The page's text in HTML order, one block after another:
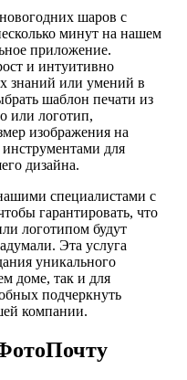
шаров с
минут на нашем
приложение.
и интуитивно
знаний или умений в
шаблон печати из
или логотип,
изображения на
для
дизайна.
специалистами с
гарантировать, что
логотипом будут
Эта услуга
уникального
доме, так и для
подчеркнуть
компании.